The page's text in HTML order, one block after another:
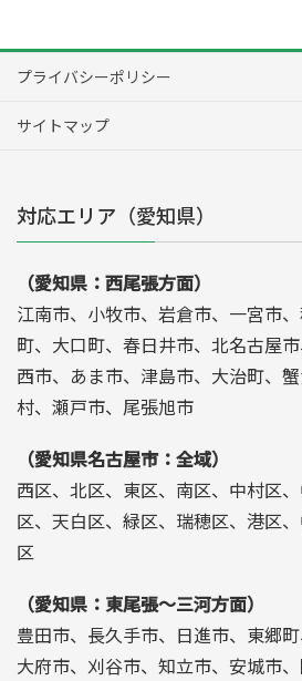
プライバシーポリシー
サイトマップ
対応エリア（愛知県）
（愛知県：西尾張方面）
江南市、小牧市、岩倉市、一宮市
町、大口町、春日井市、北名古屋
西市、あま市、津島市、大治町、
村、瀬戸市、尾張旭市
（愛知県名古屋市：全域）
西区、北区、東区、南区、中村区
区、天白区、緑区、瑞穂区、港区
区
（愛知県：東尾張～三河方面）
豊田市、長久手市、日進市、東郷町
大府市、刈谷市、知立市、安城市